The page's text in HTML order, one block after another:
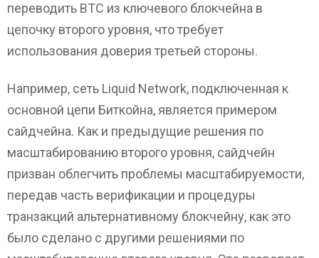
переводить ВТС из ключевого блокчейна в
цепочку второго уровня, что требует
использования доверия третьей стороны.
Например, сеть Liquid Network, подключенная к
основной цепи Биткойна, является примером
сайдчейна. Как и предыдущие решения по
масштабированию второго уровня, сайдчейн
призван облегчить проблемы масштабируемости,
передав часть верификации и процедуры
транзакций альтернативному блокчейну, как это
было сделано с другими решениями по